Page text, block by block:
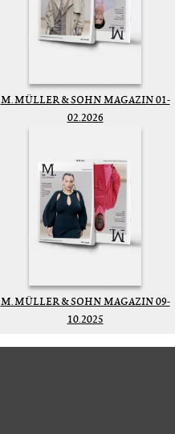
M. MÜLLER & SOHN MAGAZIN 01-
02.2026
M. MÜLLER & SOHN MAGAZIN 09-
10.2025